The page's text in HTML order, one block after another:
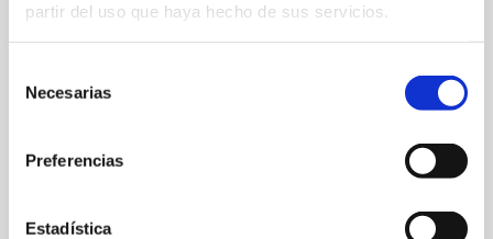
partir del uso que haya hecho de sus servicios.
Necesarias
Preferencias
Estadística
Web